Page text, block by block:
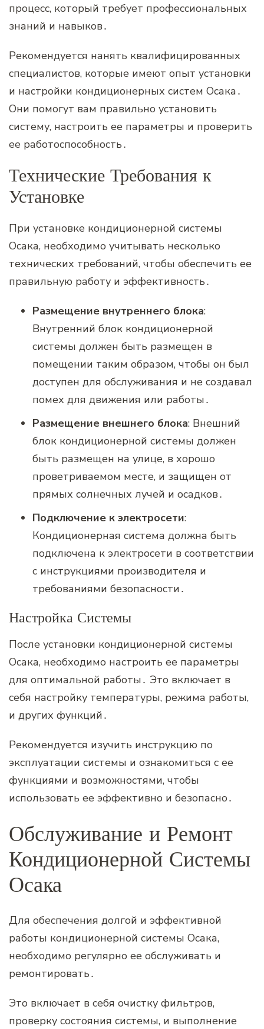
процесс‚ который требует профессиональных
знаний и навыков․
Рекомендуется нанять квалифицированных
специалистов‚ которые имеют опыт установки
и настройки кондиционерных систем Осака․
Они помогут вам правильно установить
систему‚ настроить ее параметры и проверить
ее работоспособность․
Технические Требования к
Установке
При установке кондиционерной системы
Осака‚ необходимо учитывать несколько
технических требований‚ чтобы обеспечить ее
правильную работу и эффективность․
Размещение внутреннего блока:
Внутренний блок кондиционерной
системы должен быть размещен в
помещении таким образом‚ чтобы он был
доступен для обслуживания и не создавал
помех для движения или работы․
Размещение внешнего блока: Внешний
блок кондиционерной системы должен
быть размещен на улице‚ в хорошо
проветриваемом месте‚ и защищен от
прямых солнечных лучей и осадков․
Подключение к электросети:
Кондиционерная система должна быть
подключена к электросети в соответствии
с инструкциями производителя и
требованиями безопасности․
Настройка Системы
После установки кондиционерной системы
Осака‚ необходимо настроить ее параметры
для оптимальной работы․ Это включает в
себя настройку температуры‚ режима работы‚
и других функций․
Рекомендуется изучить инструкцию по
эксплуатации системы и ознакомиться с ее
функциями и возможностями‚ чтобы
использовать ее эффективно и безопасно․
Обслуживание и Ремонт
Кондиционерной Системы
Осака
Для обеспечения долгой и эффективной
работы кондиционерной системы Осака‚
необходимо регулярно ее обслуживать и
ремонтировать․
Это включает в себя очистку фильтров‚
проверку состояния системы‚ и выполнение